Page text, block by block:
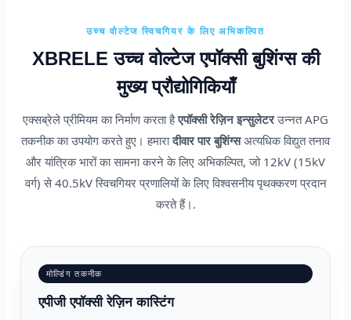
उच्च वोल्टेज स्विचगियर के लिए अभिकल्पित
XBRELE उच्च वोल्टेज एपॉक्सी बुशिंग्स की
मुख्य प्रौद्योगिकियाँ
एक्सब्रेले प्रीमियम का निर्माण करता हैएपॉक्सी रेज़िन इन्सुलेटरउन्नत APG
तकनीक का उपयोग करते हुए। हमारादीवार पार बुशिंग्सअत्यधिक विद्युत तनाव
और यांत्रिक भारों का सामना करने के लिए अभिकल्पित, जो 12kV (15kV
वर्ग) से 40.5kV स्विचगियर प्रणालियों के लिए विश्वसनीय पृथक्करण प्रदान
करते हैं।.
मोल्डिंग तकनीक
एपीजी एपॉक्सी रेज़िन कास्टिंग